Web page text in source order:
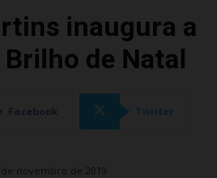
inaugura a
Brilho de Natal
Facebook Twitter
novembro de 2019